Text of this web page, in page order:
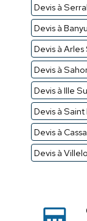
Devis à
Devis à
Devis à Arles
Devis à
Devis à Ille
Devis à Saint
Devis à
Devis à